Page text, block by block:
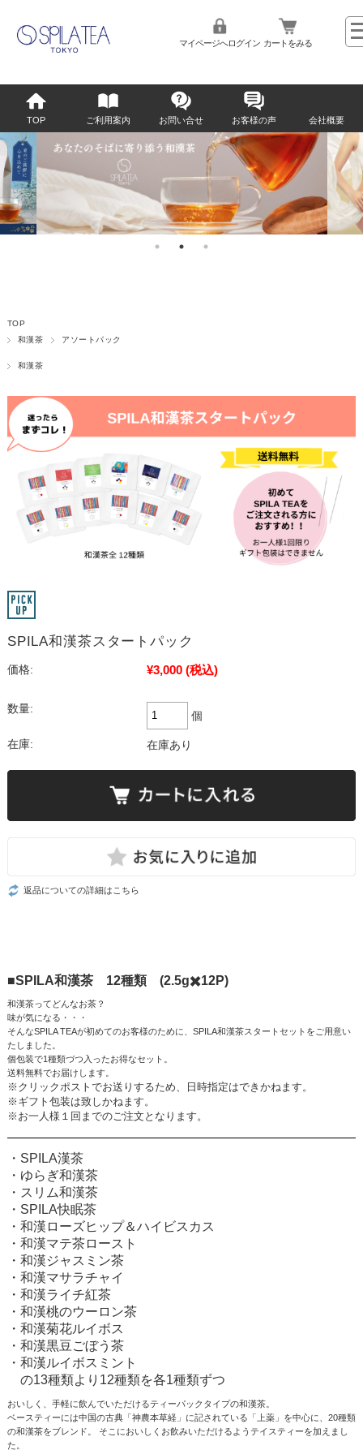
マイページへログイン カートをみる
TOP ご利用案内 お問い合せ お客様の声 会社概要
TOP
和漢茶
アソートパック
和漢茶
SPILA和漢茶スタートパック
価格: ¥3,000 (税込)
数量:
個
在庫: 在庫あり
返品についての詳細はこちら
■SPILA和漢茶 12種類 (2.5g✖️12P)
和漢茶ってどんなお茶？
味が気になる・・・
そんなSPILA TEAが初めてのお客様のために、SPILA和漢茶スタートセットをご用意い
たしました。
個包装で1種類づつ入ったお得なセット。
送料無料でお届けします。
※クリックポストでお送りするため、日時指定はできかねます。
※ギフト包装は致しかねます。
※お一人様１回までのご注文となります。
・SPILA漢茶
・ゆらぎ和漢茶
・スリム和漢茶
・SPILA快眠茶
・和漢ローズヒップ＆ハイビスカス
・和漢マテ茶ロースト
・和漢ジャスミン茶
・和漢マサラチャイ
・和漢ライチ紅茶
・和漢桃のウーロン茶
・和漢菊花ルイボス
・和漢黒豆ごぼう茶
・和漢ルイボスミント
の13種類より12種類を各1種類ずつ
おいしく、手軽に飲んでいただけるティーパックタイプの和漢茶。
ベースティーには中国の古典「神農本草経」に記されている「上薬」を中心に、20種類
の和漢茶をブレンド。 そこにおいしくお飲みいただけるようテイスティーを加えまし
た。